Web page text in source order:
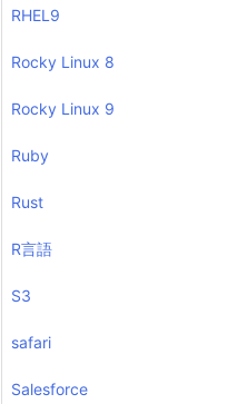
RHEL9
Rocky Linux 8
Rocky Linux 9
Ruby
Rust
R言語
S3
safari
Salesforce